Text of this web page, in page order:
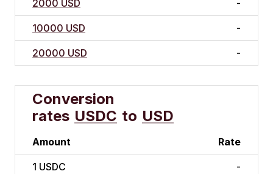
2000 USD -
10000 USD -
20000 USD -
Conversion
rates USDC to USD
Amount Rate
1 USDC -